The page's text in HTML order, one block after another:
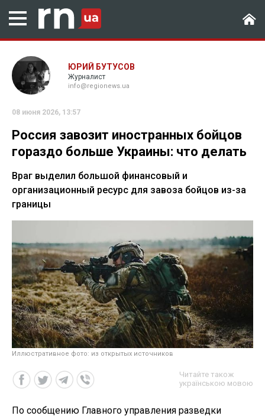
ЮРИЙ БУТУСОВ
Журналист
info@regionews.ua
08 июня 2026, 13:57
Россия завозит иностранных бойцов
гораздо больше Украины: что делать
Враг выделил большой финансовый и
организационный ресурс для завоза бойцов из-за
границы
Иллюстративное фото: из открытых источников
Читайте також
українською мовою
По сообщению Главного управления разведки